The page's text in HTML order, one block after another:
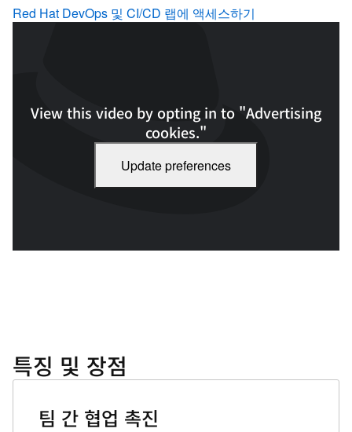
Red Hat DevOps 및 CI/CD 랩에 액세스하기
View this video by opting in to "Advertising
cookies."
Update preferences
특징 및 장점
팀 간 협업 촉진